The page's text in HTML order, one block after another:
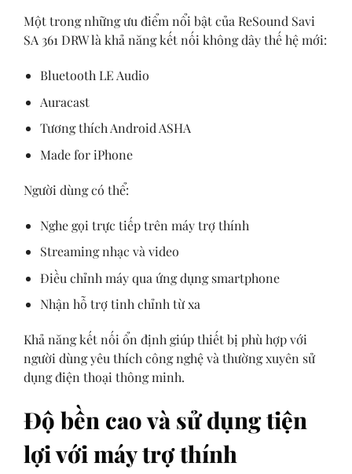
Một trong những ưu điểm nổi bật của ReSound Savi
SA 361 DRW là khả năng kết nối không dây thế hệ mới:
Bluetooth LE Audio
Auracast
Tương thích Android ASHA
Made for iPhone
Người dùng có thể:
Nghe gọi trực tiếp trên máy trợ thính
Streaming nhạc và video
Điều chỉnh máy qua ứng dụng smartphone
Nhận hỗ trợ tinh chỉnh từ xa
Khả năng kết nối ổn định giúp thiết bị phù hợp với
người dùng yêu thích công nghệ và thường xuyên sử
dụng điện thoại thông minh.
Độ bền cao và sử dụng tiện
lợi với máy trợ thính